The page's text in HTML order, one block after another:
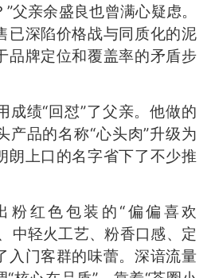
父亲余盛良也曾满心疑虑。
已深陷价格战与同质化的泥
品牌定位和覆盖率的矛盾步
绩“回怼”了父亲。他做的
产品的名称“心头肉”升级为
朗上口的名字省下了不少推
红色包装的“偏偏喜欢
轻火工艺、粉香口感、定
入门客群的味蕾。深谙流量